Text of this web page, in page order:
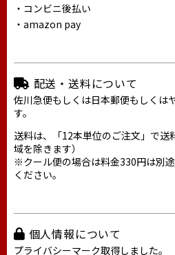
・コンビニ後払い
・amazon pay
配送・送料について
佐川急便もしくは日本郵便もしくは
す。
送料は、「12本単位のご注文」で送
域を除きます）
※クール便の場合は料金330円は別
ください。
個人情報について
プライバシーマーク取得しました。